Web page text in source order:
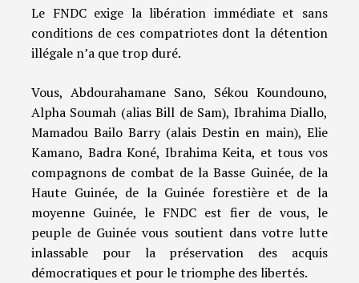
Le FNDC exige la libération immédiate et sans
conditions de ces compatriotes dont la détention
illégale n’a que trop duré.
Vous, Abdourahamane Sano, Sékou Koundouno,
Alpha Soumah (alias Bill de Sam), Ibrahima Diallo,
Mamadou Bailo Barry (alais Destin en main), Elie
Kamano, Badra Koné, Ibrahima Keita, et tous vos
compagnons de combat de la Basse Guinée, de la
Haute Guinée, de la Guinée forestière et de la
moyenne Guinée, le FNDC est fier de vous, le
peuple de Guinée vous soutient dans votre lutte
inlassable pour la préservation des acquis
démocratiques et pour le triomphe des libertés.